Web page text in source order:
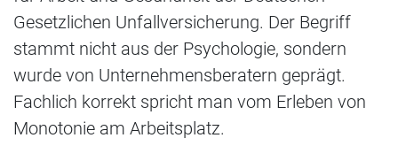
Gesetzlichen Unfallversicherung. Der Begriff
stammt nicht aus der Psychologie, sondern
wurde von Unternehmensberatern geprägt.
Fachlich korrekt spricht man vom Erleben von
Monotonie am Arbeitsplatz.